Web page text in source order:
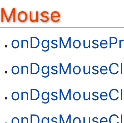
Mouse